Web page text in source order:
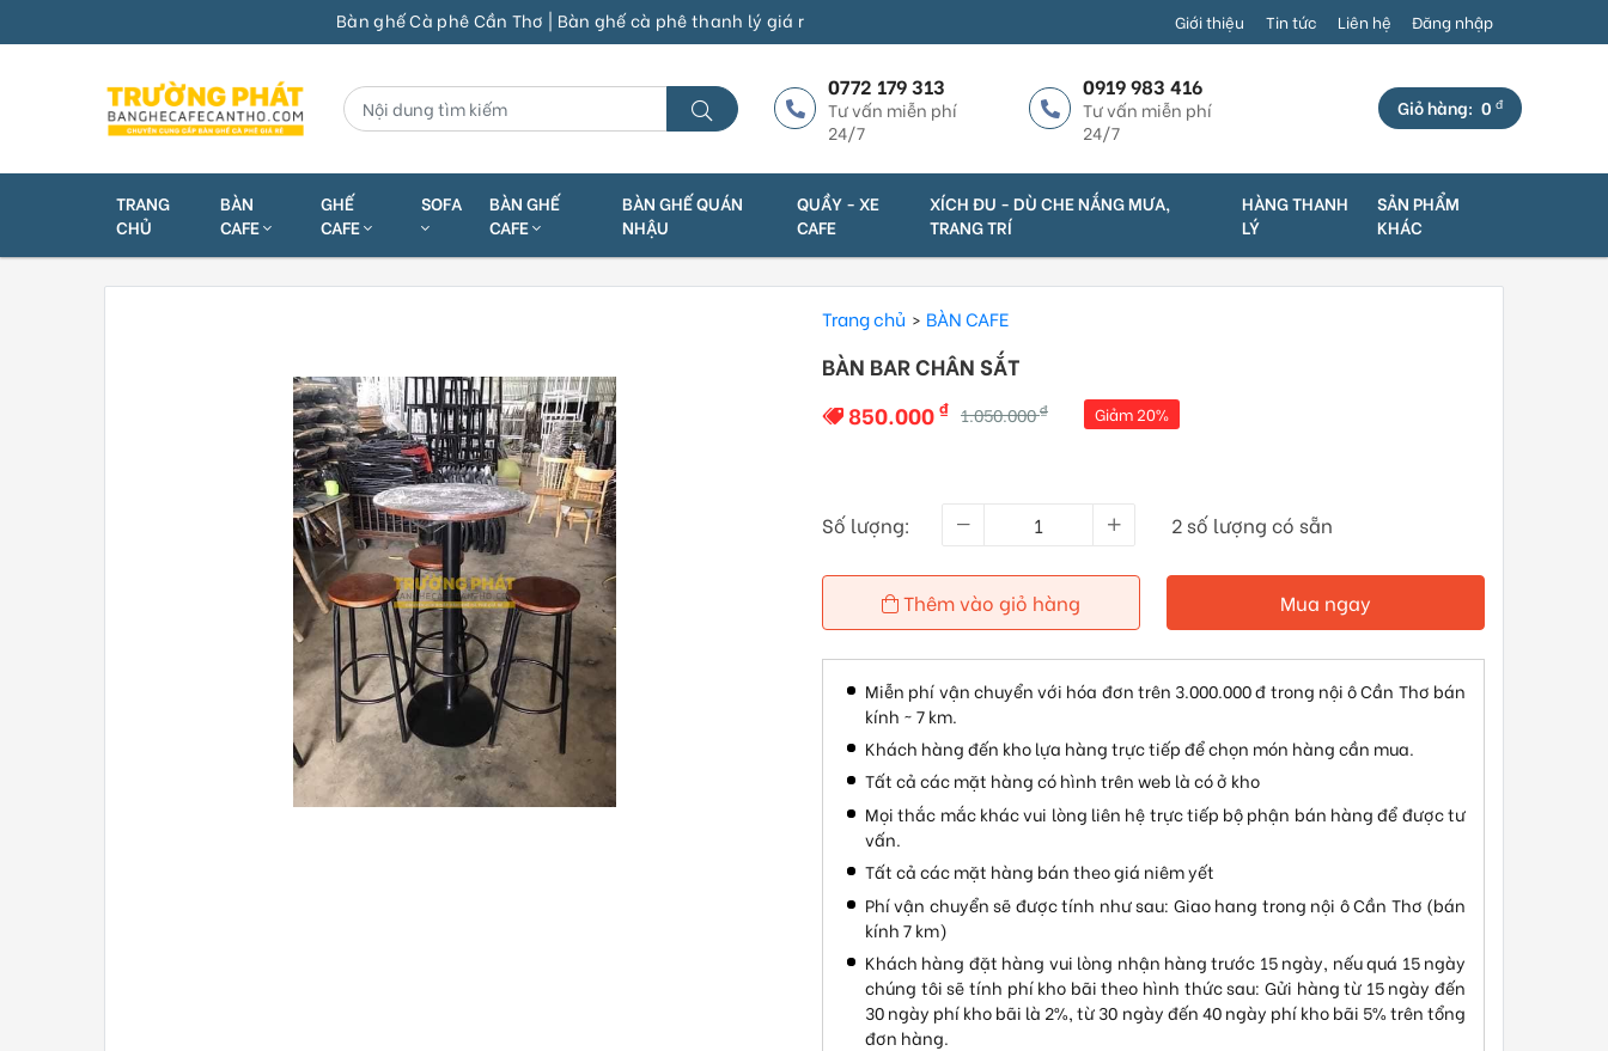
Bàn ghế Cà phê Cần Thơ | Bàn ghế cà phê thanh lý giá rẻ | Địa chỉ 1: Số 325 Võ Văn Kiệt, P. An Thới, Q. Bình Thủy, TP. Cần Thơ (Cách Cầu Bà Bộ - 100m) | Địa
Giới thiệu Tin tức Liên hệ Đăng nhập
0772 179 313
Tư vấn miễn phí
24/7
0919 983 416
Tư vấn miễn phí
24/7
Giỏ hàng: 0 đ
TRANG
CHỦ
BÀN
CAFE
GHẾ
CAFE
SOFA
BÀN GHẾ
CAFE
BÀN GHẾ QUÁN
NHẬU
QUẦY - XE
CAFE
XÍCH ĐU - DÙ CHE NẮNG MƯA,
TRANG TRÍ
HÀNG THANH
LÝ
SẢN PHẨM
KHÁC
Trang chủ BÀN CAFE
BÀN BAR CHÂN SẮT
850.000 ₫ 1.050.000₫ Giảm 20%
Số lượng: 2 số lượng có sẵn
Thêm vào giỏ hàng Mua ngay
Miễn phí vận chuyển với hóa đơn trên 3.000.000 đ trong nội ô Cần Thơ bán
kính ~ 7 km.
Khách hàng đến kho lựa hàng trực tiếp để chọn món hàng cần mua.
Tất cả các mặt hàng có hình trên web là có ở kho
Mọi thắc mắc khác vui lòng liên hệ trực tiếp bộ phận bán hàng để được tư
vấn.
Tất cả các mặt hàng bán theo giá niêm yết
Phí vận chuyển sẽ được tính như sau: Giao hang trong nội ô Cần Thơ (bán
kính 7 km)
Khách hàng đặt hàng vui lòng nhận hàng trước 15 ngày, nếu quá 15 ngày
chúng tôi sẽ tính phí kho bãi theo hình thức sau: Gửi hàng từ 15 ngày đến
30 ngày phí kho bãi là 2%, từ 30 ngày đến 40 ngày phí kho bãi 5% trên tổng
đơn hàng.